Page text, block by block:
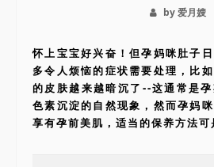
by 爱月嫂
怀上宝宝好兴奋！但孕妈咪肚子
多令人烦恼的症状需要处理，比
的皮肤越来越暗沉了--这通常是
色素沉淀的自然现象，然而孕妈
享有孕前美肌，适当的保养方法可